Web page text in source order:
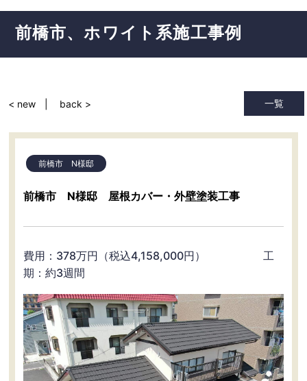
前橋市 ホワイト系施工事例
一覧
< new back >
前橋市 N様邸
前橋市 N様邸 屋根カバー・外壁塗装工事
費用：378万円（税込4,158,000円） 工
期：約3週間